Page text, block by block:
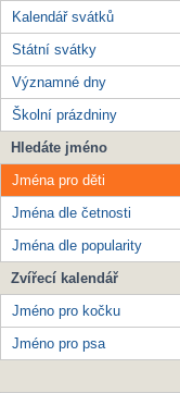
Kalendář svátků
Státní svátky
Významné dny
Školní prázdniny
Hledáte jméno
Jména pro děti
Jména dle četnosti
Jména dle popularity
Zvířecí kalendář
Jméno pro kočku
Jméno pro psa